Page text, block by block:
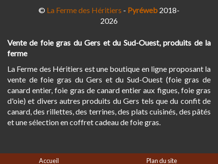
des
Héritiers
Facebook
© La Ferme des Héritiers - Pyréweb2018-
2026
Vente de foie gras du Gers et du Sud-Ouest, produits de la
ferme
La Ferme des Héritiers est une boutique en ligne proposant la
vente de foie gras du Gers et du Sud-Ouest (foie gras de
canard entier, foie gras de canard entier aux figues, foie gras
d'oie) et divers autres produits du Gers tels que du confit de
canard, des rillettes, des terrines, des plats cuisinés, des pâtés
et une sélection en coffret cadeau de foie gras.
Accueil Plan du site